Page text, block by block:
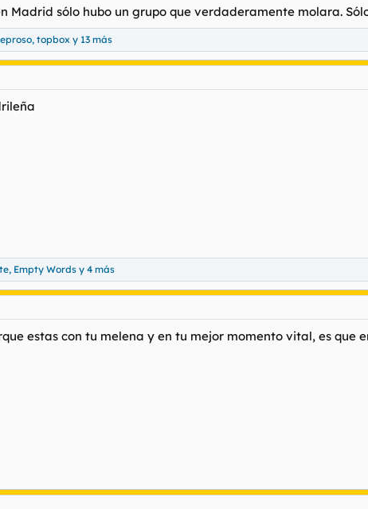
Madrid sólo hubo un grupo que verdaderamente molara.
, topbox y 13 más
, Empty Words y 4 más
estas con tu melena y en tu mejor momento vital, es que